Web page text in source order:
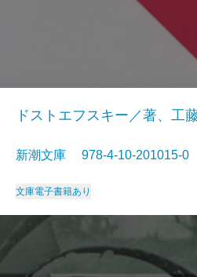
ドストエフスキー／著、工
新潮文庫 978-4-10-201015-
文庫電子書籍あり